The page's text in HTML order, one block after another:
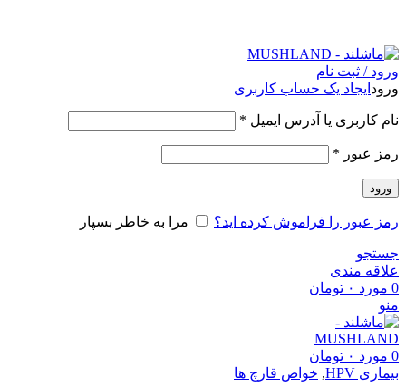
ورود / ثبت نام
ورود ایجاد یک حساب کاربری
نام کاربری یا آدرس ایمیل *
رمز عبور *
ورود
رمز عبور را فراموش کرده اید؟ مرا به خاطر بسپار
جستجو
علاقه مندی
0 مورد ۰ تومان
منو
0 مورد ۰ تومان
بیماری HPV
, خواص قارچ ها